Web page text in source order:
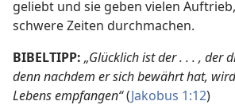
geliebt und sie geben vielen
schwere Zeiten durchmachen.
BIBELTIPP: „Glücklich ist der . . . , der
denn nachdem er sich bewährt hat,
Lebens empfangen“(Jakobus 1:12)